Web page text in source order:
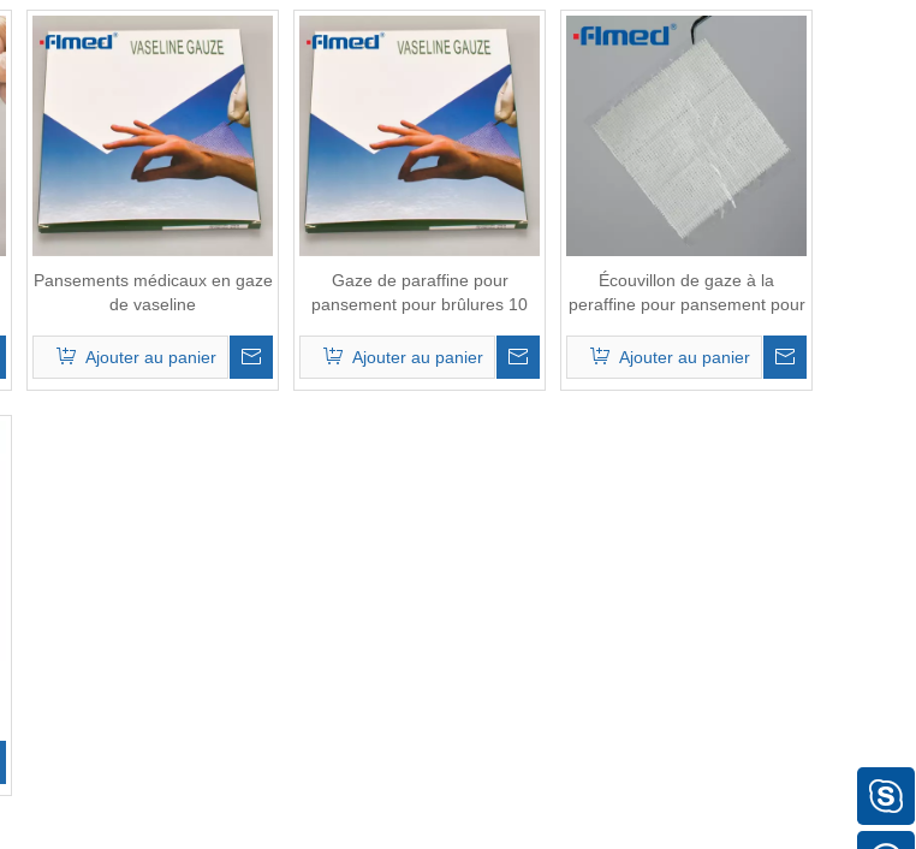
Pansements médicaux en gaze
de vaseline
Ajouter au panier
Gaze de paraffine pour
pansement pour brûlures 10
secours
Ajouter au panier
Écouvillon de gaze à la
peraffine pour pansement pour
Ajouter au panier